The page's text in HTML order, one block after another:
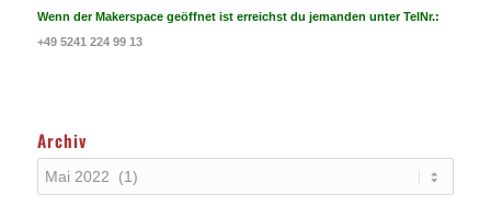
Wenn der Makerspace geöffnet ist erreichst du jemanden unter TelNr.:
+49 5241 224 99 13
Archiv